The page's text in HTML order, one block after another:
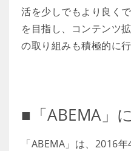
活を少しでもより良く
を目指し、コンテンツ
の取り組みも積極的に
■「ABEMA」
「ABEMA」は、2016